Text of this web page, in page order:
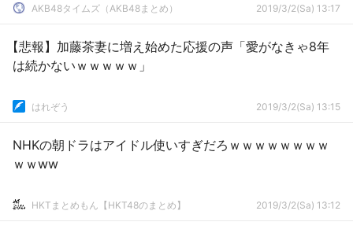
AKB48タイムズ（AKB48まとめ） 2019/3/2(Sa) 13:17
【悲報】加藤茶妻に増え始めた応援の声「愛がなきゃ8年
は続かないｗｗｗｗｗ」
はれぞう 2019/3/2(Sa) 13:15
NHKの朝ドラはアイドル使いすぎだろｗｗｗｗｗｗｗｗ
ｗｗww
HKTまとめもん【HKT48のまとめ】 2019/3/2(Sa) 13:12